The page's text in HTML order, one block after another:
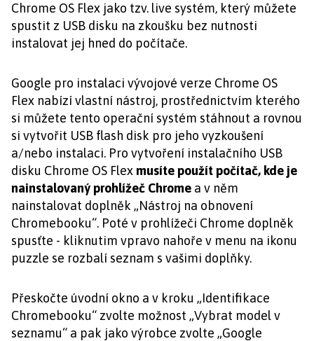
Chrome OS Flex jako tzv. live systém, který můžete
spustit z USB disku na zkoušku bez nutnosti
instalovat jej hned do počítače.
Google pro instalaci vývojové verze Chrome OS
Flex nabízí vlastní nástroj, prostřednictvím kterého
si můžete tento operační systém stáhnout a rovnou
si vytvořit USB flash disk pro jeho vyzkoušení
a/nebo instalaci. Pro vytvoření instalačního USB
disku Chrome OS Flex musíte použít počítač, kde je
nainstalovaný prohlížeč Chrome a v něm
nainstalovat doplněk „Nástroj na obnovení
Chromebooku“. Poté v prohlížeči Chrome doplněk
spusťte - kliknutim vpravo nahoře v menu na ikonu
puzzle se rozbalí seznam s vašimi doplňky.
Přeskočte úvodní okno a v kroku „Identifikace
Chromebooku“ zvolte možnost „Vybrat model v
seznamu“ a pak jako výrobce zvolte „Google